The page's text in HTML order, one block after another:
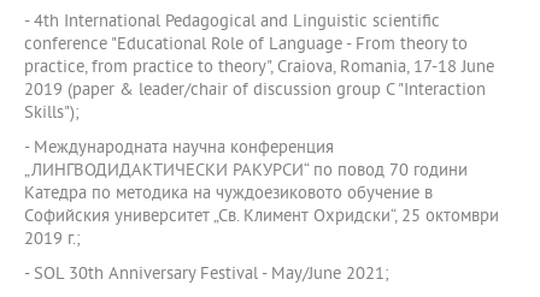
- 4th International Pedagogical and Linguistic scientific
conference "Educational Role of Language - From theory to
practice, from practice to theory", Craiova, Rоmania, 17-18 June
2019 (paper & leader/chair of discussion group C "Interaction
Skills");
- Международната научна конференция
„ЛИНГВОДИДАКТИЧЕСКИ РАКУРСИ“ по повод 70 години
Катедра по методика на чуждоезиковото обучение в
Софийския университет „Св. Климент Охридски“, 25 октомври
2019 г.;
- SOL 30th Anniversary Festival - May/June 2021;